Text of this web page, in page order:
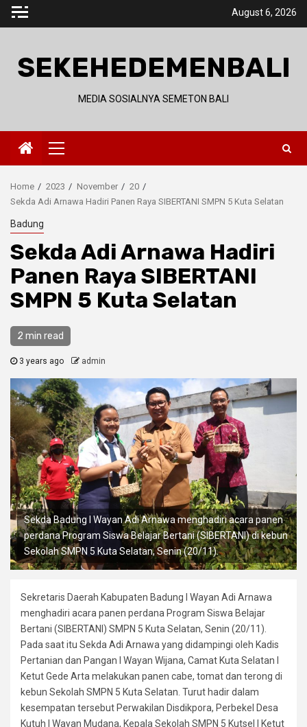
Skip
August 6, 2026
SEKEHEDEMENBALI
MEDIA SOSIALNYA SEMETON BALI
Primary
Menu
Home 2023 November
20
Sekda Adi Arnawa Hadiri Panen Raya SIBERTANI SMPN 5 Kuta Selatan
Badung
Sekda Adi Arnawa Hadiri
Panen Raya SIBERTANI
SMPN 5 Kuta Selatan
2 min read
3 years ago admin
Sekda Badung I Wayan Adi Arnawa menghadiri acara panen
perdana Program Siswa Belajar Bertani (SIBERTANI) di kebun
Sekolah SMPN 5 Kuta Selatan, Senin (20/11).
Sekretaris Daerah Kabupaten Badung I Wayan Adi Arnawa
menghadiri acara panen perdana Program Siswa Belajar
Bertani (SIBERTANI) SMPN 5 Kuta Selatan, Senin (20/11).
Pada saat itu Sekda Adi Arnawa yang didampingi oleh Kadis
Pertanian dan Pangan I Wayan Wijana, Camat Kuta Selatan I
Ketut Gede Arta melakukan panen cabe, tomat dan terong di
kebun Sekolah SMPN 5 Kuta Selatan. Turut hadir dalam
kesempatan tersebut Perwakilan Disdikpora, Perbekel Desa
Kutuh I Wayan Mudana, Kepala Sekolah SMPN 5 Kutsel I Ketut